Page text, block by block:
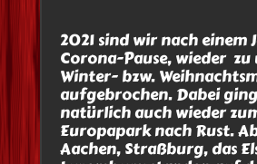
2021 sind wir nach einem
Corona-Pause, wieder zu
Winter- bzw.
aufgebrochen. Dabei
natürlich auch wieder
Europapark nach Rust.
Aachen, Straßburg, das